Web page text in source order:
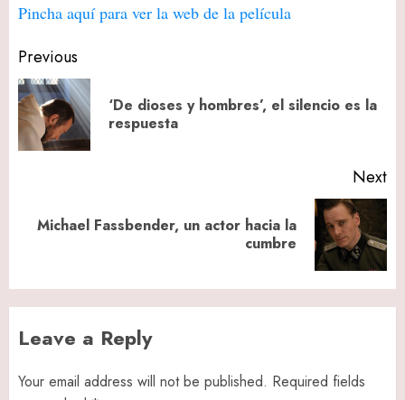
Pincha aquí para ver la web de la película
Post
navigation
Previous
‘De dioses y hombres’, el silencio es la
respuesta
Next
Next
Michael Fassbender, un actor hacia la
cumbre
Leave a Reply
Your email address will not be published. Required fields